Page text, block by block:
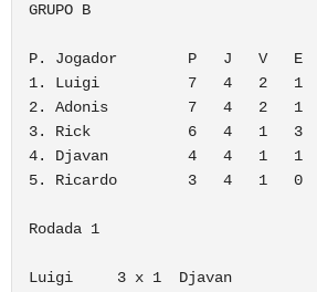
GRUPO B
P. Jogador        P   J   V   E
1. Luigi          7   4   2   1
2. Adonis         7   4   2   1
3. Rick           6   4   1   3
4. Djavan         4   4   1   1
5. Ricardo        3   4   1   0
Rodada 1
Luigi     3 x 1  Djavan